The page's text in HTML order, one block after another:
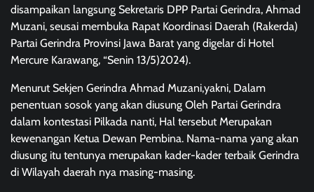
disampaikan langsung Sekretaris DPP Partai Gerindra, Ahmad
Muzani, seusai membuka Rapat Koordinasi Daerah (Rakerda)
Partai Gerindra Provinsi Jawa Barat yang digelar di Hotel
Mercure Karawang, “Senin 13/5)2024).
Menurut Sekjen Gerindra Ahmad Muzani,yakni, Dalam
penentuan sosok yang akan diusung Oleh Partai Gerindra
dalam kontestasi Pilkada nanti, Hal tersebut Merupakan
kewenangan Ketua Dewan Pembina. Nama-nama yang akan
diusung itu tentunya merupakan kader-kader terbaik Gerindra
di Wilayah daerah nya masing-masing.